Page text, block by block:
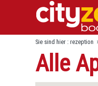
Sie sind hier : rezeption
Alle